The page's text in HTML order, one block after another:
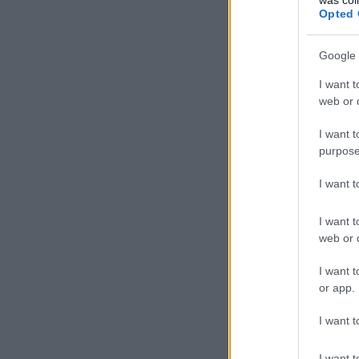
Opted
Google
I want
web or
I want
I want
I want
web or
I want
or app.
I want